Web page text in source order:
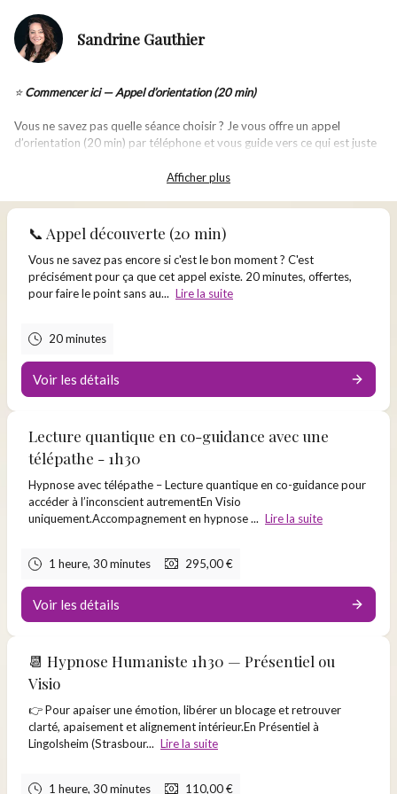
Sandrine Gauthier
⭐Commencer ici — Appel d’orientation (20 min)
Vous ne savez pas quelle séance choisir ? Je vous offre un appel
d’orientation (20 min) par téléphone et vous guide vers ce qui est juste
___________________________
Séance recommandée pour commencer — Hypnose humaniste (1h30)
Idéal pour débloquer une situation précise, apaiser une émotion ou
___________________________
🔥Travail en profondeur — Hypnose régressive (3h)
Pour aller à la racine d’un blocage, explorer ses vies antérieures et
comprendre ce qui se rejoue en profondeur.
👉Réservez ici
Afficher plus
📞 Appel découverte (20 min)
Vous ne savez pas encore si c'est le bon moment ? C'est
précisément pour ça que cet appel existe. 20 minutes, offertes,
pour faire le point sans au... Lire la suite
20 minutes
Voir les détails
Lecture quantique en co-guidance avec une
télépathe - 1h30
Hypnose avec télépathe – Lecture quantique en co-guidance pour
accéder à l’inconscient autrementEn Visio
uniquement.Accompagnement en hypnose ... Lire la suite
1 heure, 30 minutes 295,00 €
Voir les détails
📆 Hypnose Humaniste 1h30 — Présentiel ou
Visio
👉 Pour apaiser une émotion, libérer un blocage et retrouver
clarté, apaisement et alignement intérieur.En Présentiel à
Lingolsheim (Strasbour... Lire la suite
1 heure, 30 minutes 110,00 €